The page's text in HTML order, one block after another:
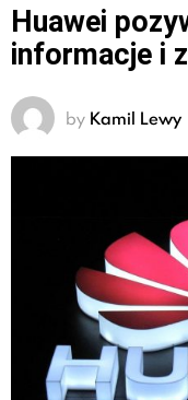
Huawei
informacje i
by Kamil Lewy